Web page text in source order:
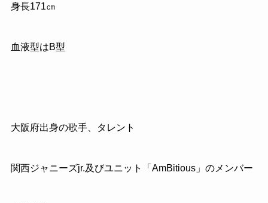
身長171㎝
血液型はB型
大阪府出身の歌手、タレント
関西ジャニーズjr.及びユニット「AmBitious」のメンバー